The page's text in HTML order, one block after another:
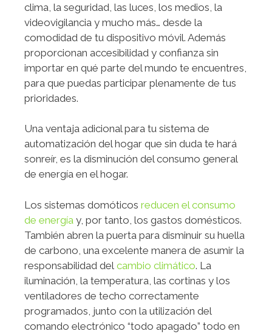
clima, la seguridad, las luces, los medios, la
videovigilancia y mucho más… desde la
comodidad de tu dispositivo móvil. Además
proporcionan accesibilidad y confianza sin
importar en qué parte del mundo te encuentres,
para que puedas participar plenamente de tus
prioridades.
Una ventaja adicional para tu sistema de
automatización del hogar que sin duda te hará
sonreír, es la disminución del consumo general
de energía en el hogar.
Los sistemas domóticos reducen el consumo
de energía y, por tanto, los gastos domésticos.
También abren la puerta para disminuir su huella
de carbono, una excelente manera de asumir la
responsabilidad del cambio climático. La
iluminación, la temperatura, las cortinas y los
ventiladores de techo correctamente
programados, junto con la utilización del
comando electrónico “todo apagado” todo en